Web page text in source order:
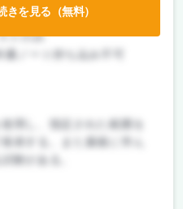
トのみ
トのみ
書ノート持ち込み不可
用し、指定された範囲を
表する。また最後に学ん
験がある。
きを見る（無料）